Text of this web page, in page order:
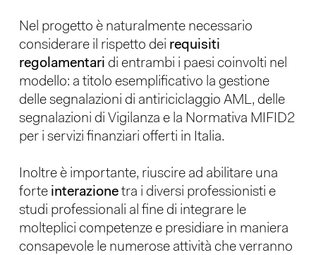
Nel progetto è naturalmente necessario
considerare il rispetto dei requisiti
regolamentari di entrambi i paesi coinvolti nel
modello: a titolo esemplificativo la gestione
delle segnalazioni di antiriciclaggio AML, delle
segnalazioni di Vigilanza e la Normativa MIFID2
per i servizi finanziari offerti in Italia.
Inoltre è importante, riuscire ad abilitare una
forte interazionetra i diversi professionisti e
studi professionali al fine di integrare le
molteplici competenze e presidiare in maniera
consapevole le numerose attività che verranno